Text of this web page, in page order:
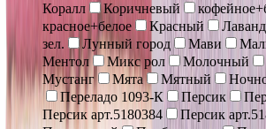
Коралл
Коричневый
красное+белое
Красный
зел.
Лунный город Мави
Ментол
Микс рол Молочный
Мустанг
Мята Мятный
Переладо 1093-К
Персик
Персик арт.5180384
Персик